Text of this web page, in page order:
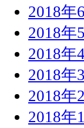
2018年
2018年
2018年
2018年
2018年
2018年